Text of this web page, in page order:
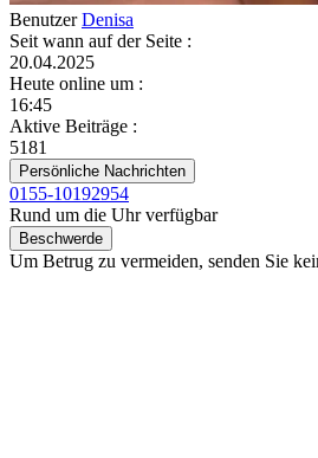
BenutzerDenisa
Seit wann auf der Seite :
20.04.2025
Heute online um :
16:45
Aktive Beiträge :
5181
Persönliche Nachrichten
0155-10192954
Rund um die Uhr verfügbar
Beschwerde
Um Betrug zu vermeiden, senden Sie